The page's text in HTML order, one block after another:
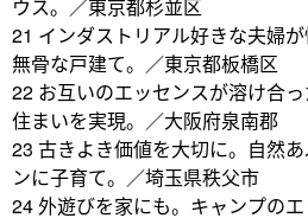
ウス。／東京都杉並区
21 インダストリアル好きな夫婦
無骨な戸建て。／東京都板橋区
22 お互いのエッセンスが溶け合
住まいを実現。／大阪府泉南郡
23 古きよき価値を大切に。自然
ンに子育て。／埼玉県秩父市
24 外遊びを家にも。キャンプの